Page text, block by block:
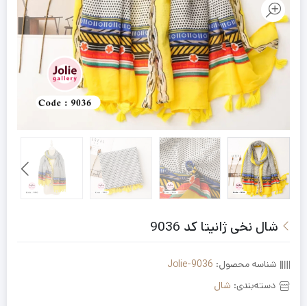
شال نخی ژانیتا کد 9036
شناسه محصول: Jolie-9036
دسته‌بندی: شال